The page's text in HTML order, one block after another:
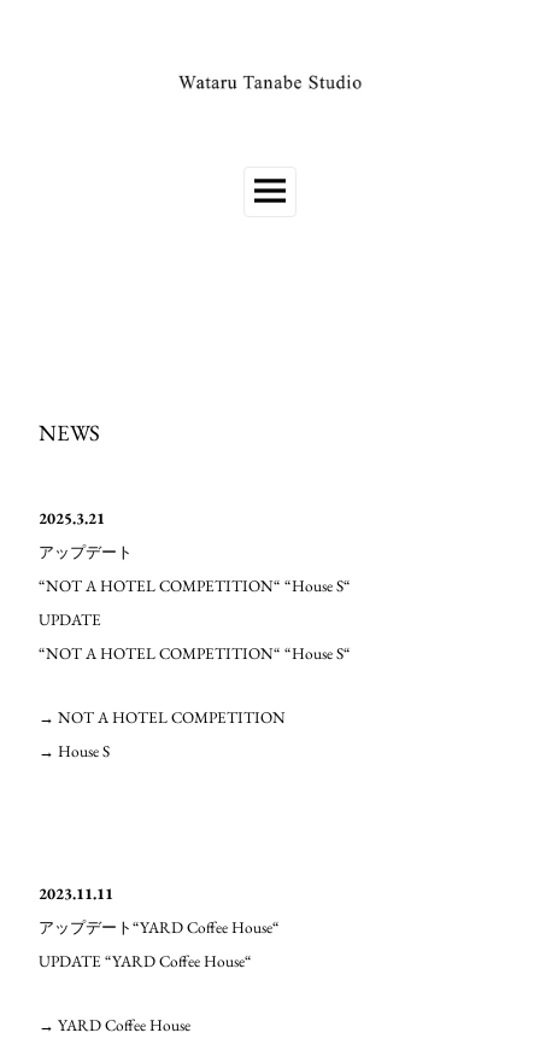
NEWS
2025.3.21
アップデート
“NOT A HOTEL COMPETITION“ “House S“
UPDATE
“NOT A HOTEL COMPETITION“ “House S“
→ NOT A HOTEL COMPETITION
→ House S
2023.11.11
アップデート“YARD Coffee House“
UPDATE “YARD Coffee House“
→ YARD Coffee House